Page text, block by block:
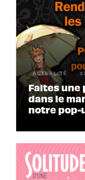
ACTUALITÉ
Faites une
dans le
notre pop-